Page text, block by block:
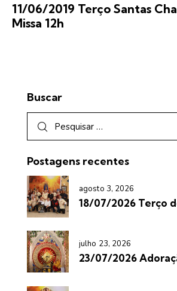
11/06/2019 Terço Santas
Missa 12h
Buscar
Postagens recentes
agosto 3, 2026
18/07/2026 Terço
julho 23, 2026
23/07/2026